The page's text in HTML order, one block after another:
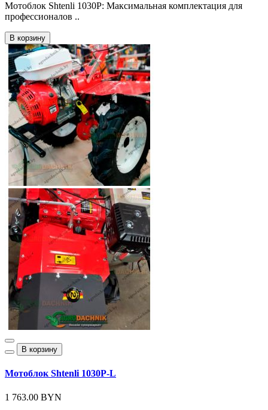
Мотоблок Shtenli 1030P: Максимальная комплектация для
профессионалов ..
В корзину
В корзину
Мотоблок Shtenli 1030P-L
1 763.00 BYN